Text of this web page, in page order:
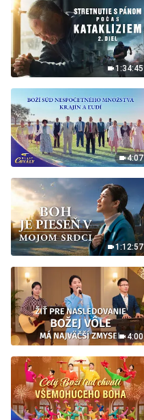
1:34:45
4:07
1:12:57
4:00